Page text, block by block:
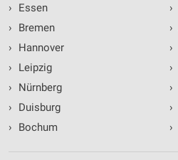
›
Essen
›
Bremen
›
Hannover
›
Leipzig
›
Nürnberg
›
Duisburg
›
Bochum
›
›
›
›
›
›
›